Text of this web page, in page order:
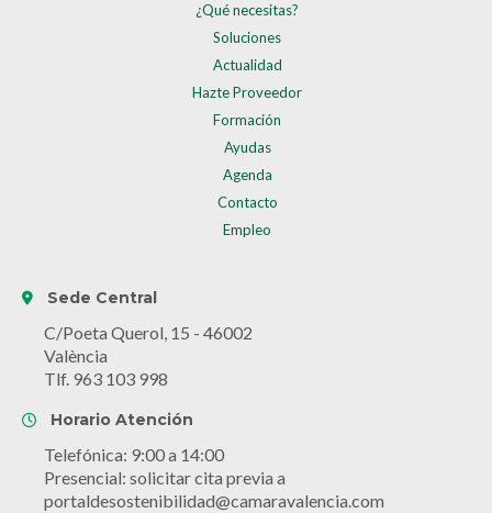
¿Qué necesitas?
Soluciones
Actualidad
Hazte Proveedor
Formación
Ayudas
Agenda
Contacto
Empleo
Sede Central
C/Poeta Querol, 15 - 46002
València
Tlf. 963 103 998
Horario Atención
Telefónica: 9:00 a 14:00
Presencial: solicitar cita previa a
portaldesostenibilidad@camaravalencia.com